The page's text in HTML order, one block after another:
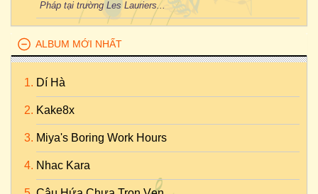
Pháp tại trường Les Lauriers...
ALBUM MỚI NHẤT
Dí Hà
Kake8x
Miya's Boring Work Hours
Nhac Kara